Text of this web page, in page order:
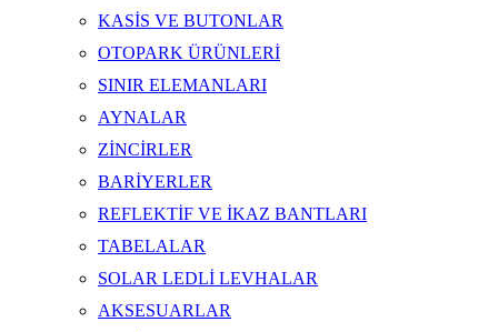
KASİS VE BUTONLAR
OTOPARK ÜRÜNLERİ
SINIR ELEMANLARI
AYNALAR
ZİNCİRLER
BARİYERLER
REFLEKTİF VE İKAZ BANTLARI
TABELALAR
SOLAR LEDLİ LEVHALAR
AKSESUARLAR